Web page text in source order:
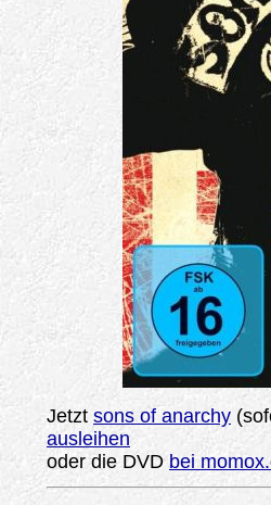
Jetzt sons of anarchy
ausleihen
oder die DVDbei